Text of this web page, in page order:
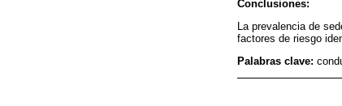
Conclusiones:
La prevalencia de
factores de riesgo
Palabras clave: